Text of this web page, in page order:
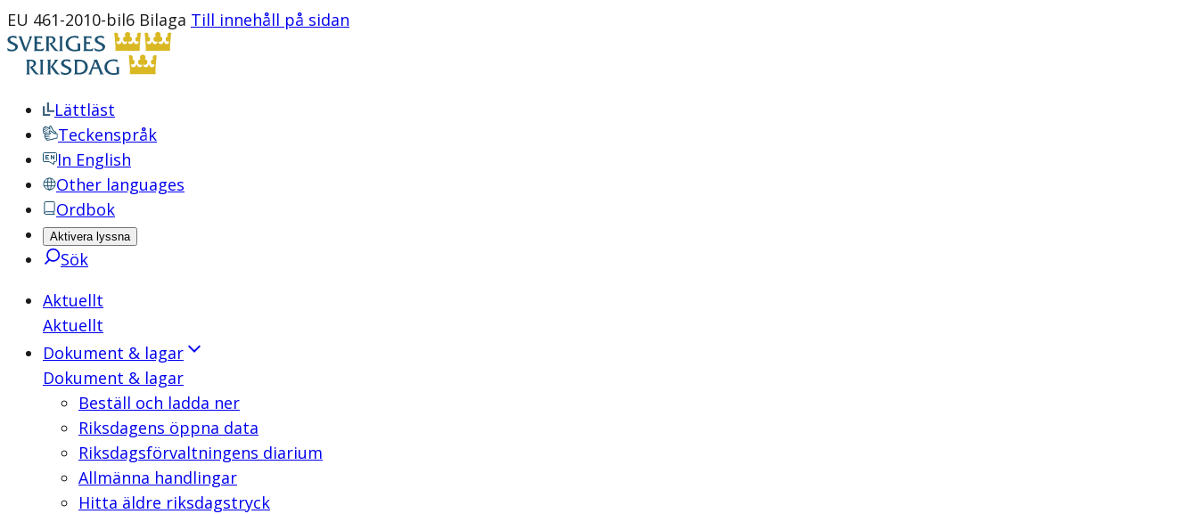
EU 461-2010-bil6 Bilaga Till innehåll på sidan
Lättläst
Teckenspråk
In English
Other languages
Ordbok
Aktivera lyssna
Sök
Aktuellt
Aktuellt
Dokument & lagar
Dokument & lagar
Beställ och ladda ner
Riksdagens öppna data
Riksdagsförvaltningens diarium
Allmänna handlingar
Hitta äldre riksdagstryck